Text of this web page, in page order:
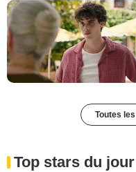
Toutes
Top stars du jour